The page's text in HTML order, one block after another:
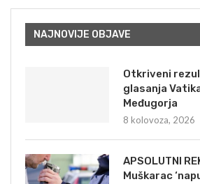
NAJNOVIJE OBJAVE
Otkriveni
glasanja
Međugorja
8 kolovoza, 2026
APSOLUTNI
Muškarac